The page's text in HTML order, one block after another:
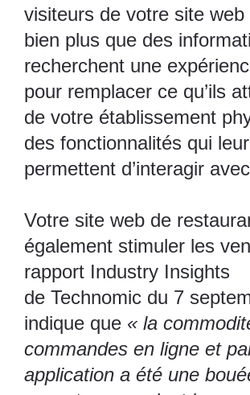
visiteurs de votre site web
bien plus que des
recherchent une
pour remplacer ce qu’ils
de votre établissement
des fonctionnalités qui leur
permettent d’interagir
Votre site web de
également stimuler les
rapport Industry Insights
de Technomic du 7
indique que « la
commandes en ligne et
application a été une